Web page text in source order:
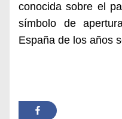
conocida sobre el
símbolo de
España de los años